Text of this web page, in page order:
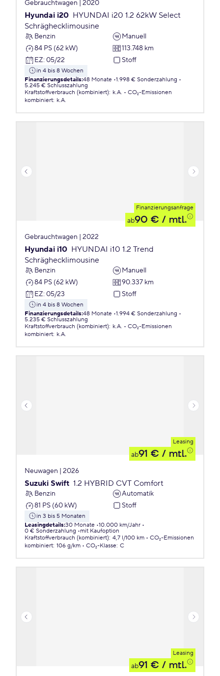
Gebrauchtwagen | 2020
Hyundai i20 HYUNDAI i20 1.2 62kW Select
Schräghecklimousine
Benzin
Manuell
84 PS (62 kW)
113.748 km
EZ: 05/22 Stoff
in 4 bis 8 Wochen
Finanzierungsdetails:48 Monate 1.998 € Sonderzahlung
5.245 € Schlusszahlung
Kraftstoffverbrauch (kombiniert): k.A.
CO₂-Emissionen
kombiniert: k.A.
Finanzierungsanfrage
ab90 € / mtl.
Gebrauchtwagen | 2022
Hyundai i10 HYUNDAI i10 1.2 Trend
Schräghecklimousine
Benzin
Manuell
84 PS (62 kW)
90.337 km
EZ: 05/23 Stoff
in 4 bis 8 Wochen
Finanzierungsdetails:48 Monate 1.994 € Sonderzahlung
5.235 € Schlusszahlung
Kraftstoffverbrauch (kombiniert): k.A.
CO₂-Emissionen
kombiniert: k.A.
Leasing
ab91 € / mtl.
Neuwagen | 2026
Suzuki Swift 1.2 HYBRID CVT Comfort
Benzin
Automatik
81 PS (60 kW)
Stoff
in 3 bis 5 Monaten
Leasingdetails:30 Monate 10.000 km/Jahr
0 € Sonderzahlung
mit Kaufoption
Kraftstoffverbrauch (kombiniert): 4,7 l/100 km
CO₂-Emissionen
kombiniert: 106 g/km CO₂-Klasse: C
Leasing
ab91 € / mtl.